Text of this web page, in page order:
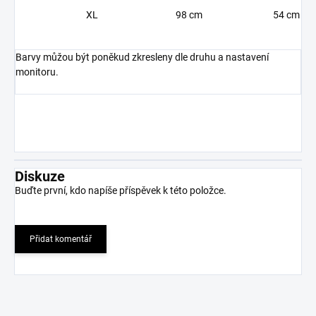
XL
98 cm 54 cm
Barvy můžou být poněkud zkresleny dle druhu a nastavení
monitoru.
Diskuze
Buďte první, kdo napíše příspěvek k této položce.
Přidat komentář